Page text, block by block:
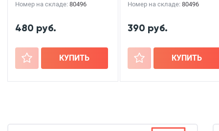
Номер на складе: 80496
480 руб.
+ КУПИТЬ
Номер на складе: 80496
390 руб.
+ КУПИТЬ